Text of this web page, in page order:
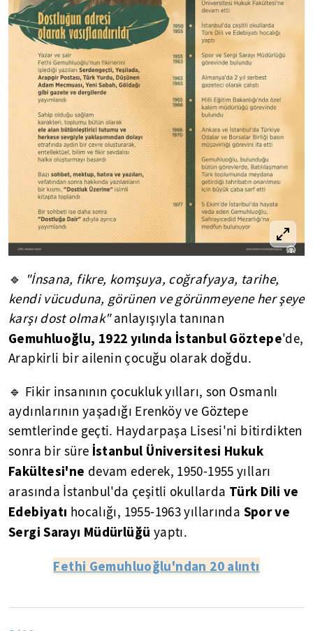
🔹 "İnsana, fikre, komşuya, coğrafyaya, tarihe,
kendi vücuduna, görünen ve görünmeyene her şeye
karşı dost olmak"anlayışıyla tanınan
Gemuhluoğlu, 1922 yılında İstanbul Göztepe'de,
Arapkirli bir ailenin çocuğu olarak doğdu.
🔹 Fikir insanının çocukluk yılları, son Osmanlı
aydınlarının yaşadığı Erenköy ve Göztepe
semtlerinde geçti. Haydarpaşa Lisesi'ni bitirdikten
sonra bir süre İstanbul Üniversitesi Hukuk
Fakültesi'ne devam ederek, 1950-1955 yılları
arasında İstanbul'da çeşitli okullarda Türk Dili ve
Edebiyatı hocalığı, 1955-1963 yıllarında Spor ve
Sergi Sarayı Müdürlüğü yaptı.
Fethi Gemuhluoğlu'ndan 20 alıntı